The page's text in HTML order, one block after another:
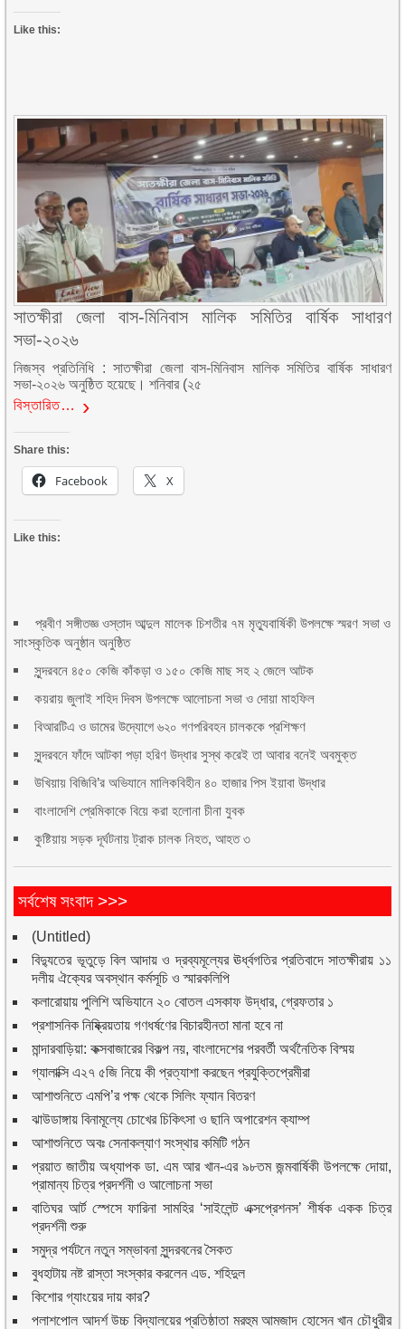
Like this:
সাতক্ষীরা জেলা বাস-মিনিবাস মালিক সমিতির বার্ষিক সাধারণ
সভা-২০২৬
নিজস্ব প্রতিনিধি : সাতক্ষীরা জেলা বাস-মিনিবাস মালিক সমিতির বার্ষিক সাধারণ
সভা-২০২৬ অনুষ্ঠিত হয়েছে। শনিবার (২৫
বিস্তারিত…
Share this:
Facebook X
Like this:
প্রবীণ সঙ্গীতজ্ঞ ওস্তাদ আব্দুল মালেক চিশতীর ৭ম মৃত্যুবার্ষিকী উপলক্ষে স্মরণ সভা ও
সাংস্কৃতিক অনুষ্ঠান অনুষ্ঠিত
সুন্দরবনে ৪৫০ কেজি কাঁকড়া ও ১৫০ কেজি মাছ সহ ২ জেলে আটক
কয়রায় জুলাই শহিদ দিবস উপলক্ষে আলোচনা সভা ও দোয়া মাহফিল
বিআরটিএ ও ডামের উদ্যোগে ৬২০ গণপরিবহন চালককে প্রশিক্ষণ
সুন্দরবনে ফাঁদে আটকা পড়া হরিণ উদ্ধার সুস্থ করেই তা আবার বনেই অবমুক্ত
উখিয়ায় বিজিবি’র অভিযানে মালিকবিহীন ৪০ হাজার পিস ইয়াবা উদ্ধার
বাংলাদেশি প্রেমিকাকে বিয়ে করা হলোনা চীনা যুবক
কুষ্টিয়ায় সড়ক দূর্ঘটনায় ট্রাক চালক নিহত, আহত ৩
সর্বশেষ সংবাদ >>>
(Untitled)
বিদ্যুতের ভূতুড়ে বিল আদায় ও দ্রব্যমূল্যের ঊর্ধ্বগতির প্রতিবাদে সাতক্ষীরায় ১১
দলীয় ঐক্যের অবস্থান কর্মসূচি ও স্মারকলিপি
কলারোয়ায় পুলিশি অভিযানে ২০ বোতল এসকাফ উদ্ধার, গ্রেফতার ১
প্রশাসনিক নিষ্ক্রিয়তায় গণধর্ষণের বিচারহীনতা মানা হবে না
মান্দারবাড়িয়া: কক্সবাজারের বিকল্প নয়, বাংলাদেশের পরবর্তী অর্থনৈতিক বিস্ময়
গ্যালাক্সি এ২৭ ৫জি নিয়ে কী প্রত্যাশা করছেন প্রযুক্তিপ্রেমীরা
আশাশুনিতে এমপি’র পক্ষ থেকে সিলিং ফ্যান বিতরণ
ঝাউডাঙ্গায় বিনামূল্যে চোখের চিকিৎসা ও ছানি অপারেশন ক্যাম্প
আশাশুনিতে অবঃ সেনাকল্যাণ সংস্থার কমিটি গঠন
প্রয়াত জাতীয় অধ্যাপক ডা. এম আর খান-এর ৯৮তম জন্মবার্ষিকী উপলক্ষে দোয়া,
প্রামান্য চিত্র প্রদর্শনী ও আলোচনা সভা
বাতিঘর আর্ট স্পেসে ফারিনা সামহির ‘সাইলেন্ট এক্সপ্রেশনস’ শীর্ষক একক চিত্র
প্রদর্শনী শুরু
সমুদ্র পর্যটনে নতুন সম্ভাবনা সুন্দরবনের সৈকত
বুধহাটায় নষ্ট রাস্তা সংস্কার করলেন এড. শহিদুল
কিশোর গ্যাংয়ের দায় কার?
পলাশপোল আদর্শ উচ্চ বিদ্যালয়ের প্রতিষ্ঠাতা মরহুম আমজাদ হোসেন খান চৌধুরীর